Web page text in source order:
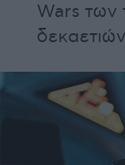
Wars των
δεκαετιών